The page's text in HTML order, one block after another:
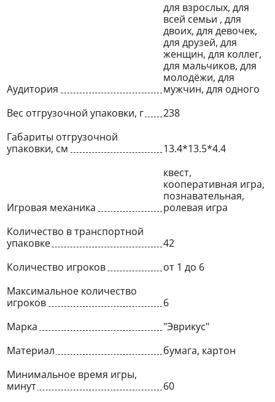
Аудитория
для взрослых, для
всей семьи , для
двоих, для девочек,
для друзей, для
женщин, для коллег,
для мальчиков, для
молодёжи, для
мужчин, для одного
Вес отгрузочной упаковки, г
238
Габариты отгрузочной
упаковки, см
13.4*13.5*4.4
Игровая механика
квест,
кооперативная игра,
познавательная,
ролевая игра
Количество в транспортной
упаковке
42
Количество игроков
от 1 до 6
Максимальное количество
игроков
6
Марка
"Эврикус"
Материал
бумага, картон
Минимальное время игры,
минут
60